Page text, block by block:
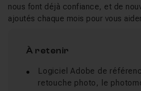
nous font déjà confiance, et de
ajoutés chaque mois pour vous
À retenir
Logiciel Adobe de
retouche photo, le